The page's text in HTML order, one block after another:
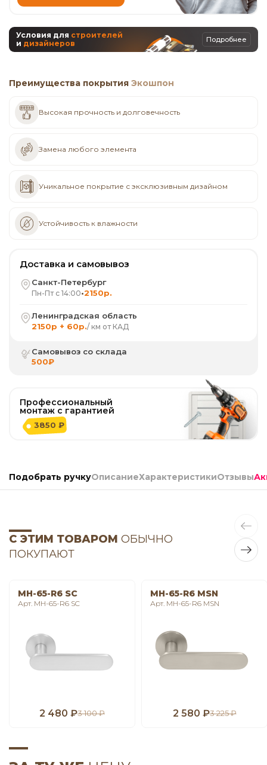
Условия для строителей
и дизайнеров Подробнее
Преимущества покрытия Экошпон
Высокая прочность и долговечность
Замена любого элемента
Уникальное покрытие с эксклюзивным дизайном
Устойчивость к влажности
Доставка и самовывоз
Санкт-Петербург
Пн-Пт с 14:00•2150р.
Ленинградская область
2150р + 60р./ км от КАД
Самовывоз со склада
500₽
Профессиональный
монтаж с гарантией
3850 ₽
Подобрать ручкуОписаниеХарактеристикиОтзывы
С ЭТИМ ТОВАРОМ ОБЫЧНО
ПОКУПАЮТ
MH-65-R6 SC
Арт. MH-65-R6 SC
2 480 ₽3 100 ₽
MH-65-R6 MSN
Арт. MH-65-R6 MSN
2 580 ₽3 225 ₽